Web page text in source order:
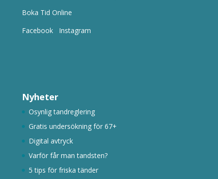
Boka Tid Online
Facebook
Instagram
Nyheter
Osynlig tandreglering
Gratis undersökning för 67+
Digital avtryck
Varför får man tandsten?
5 tips för friska tänder